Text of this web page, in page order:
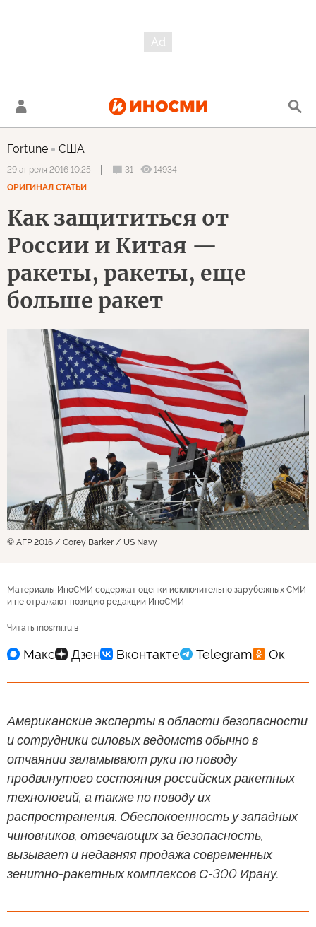
Fortune США
29 апреля 2016 10:25 31
14934
ОРИГИНАЛ СТАТЬИ
Как защититься от
России и Китая —
ракеты, ракеты, еще
больше ракет
© AFP 2016 / Corey Barker / US Navy
Материалы ИноСМИ содержат оценки исключительно зарубежных СМИ
и не отражают позицию редакции ИноСМИ
Читать inosmi.ru в
Американские эксперты в области безопасности
и сотрудники силовых ведомств обычно в
отчаянии заламывают руки по поводу
продвинутого состояния российских ракетных
технологий, а также по поводу их
распространения. Обеспокоенность у западных
чиновников, отвечающих за безопасность,
вызывает и недавняя продажа современных
зенитно-ракетных комплексов С-300 Ирану.